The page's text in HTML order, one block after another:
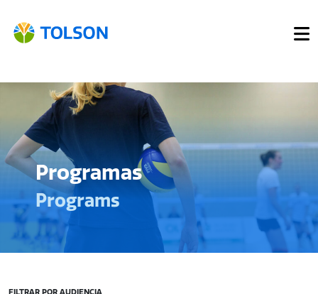
Programas
Programs
FILTRAR POR AUDIENCIA